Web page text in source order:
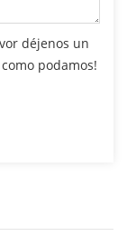
déjenos un
podamos!